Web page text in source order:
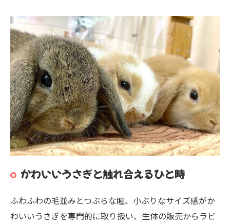
かわいいうさぎと触れ合えるひと時
ふわふわの毛並みとつぶらな瞳、小ぶりなサイズ感がか
わいいうさぎを専門的に取り扱い、生体の販売からラビ